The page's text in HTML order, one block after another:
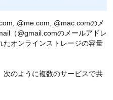
@me.com, @mac.comのメ
（@gmail.comのメールアドレ
たオンラインストレージの容量
次のように複数のサービスで共